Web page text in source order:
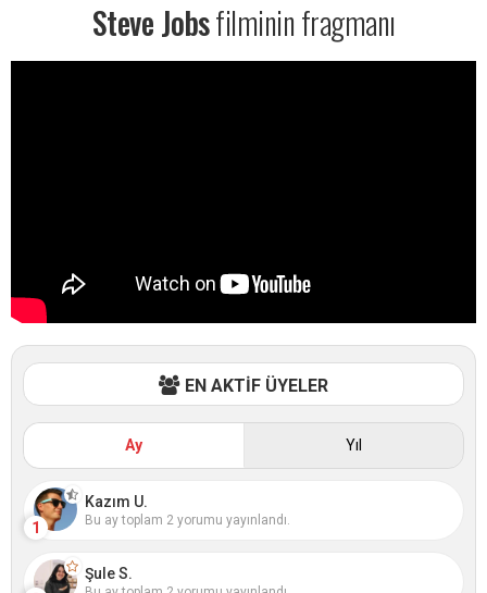
Steve Jobsfilminin fragmanı
EN AKTİF ÜYELER
Ay Yıl
1
Kazım U.
Bu ay toplam 2 yorumu yayınlandı.
Şule S.